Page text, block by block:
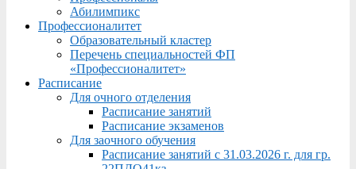
Абилимпикс
Профессионалитет
Образовательный кластер
Перечень специальностей ФП
«Профессионалитет»
Расписание
Для очного отделения
Расписание занятий
Расписание экзаменов
Для заочного обучения
Расписание занятий с 31.03.2026 г. для гр.